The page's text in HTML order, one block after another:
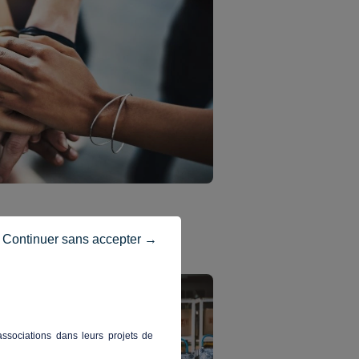
dans leurs projets de
Continuer sans accepter →